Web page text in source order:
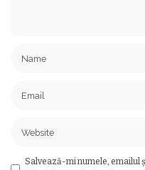
Salvează-mi numele, emailul